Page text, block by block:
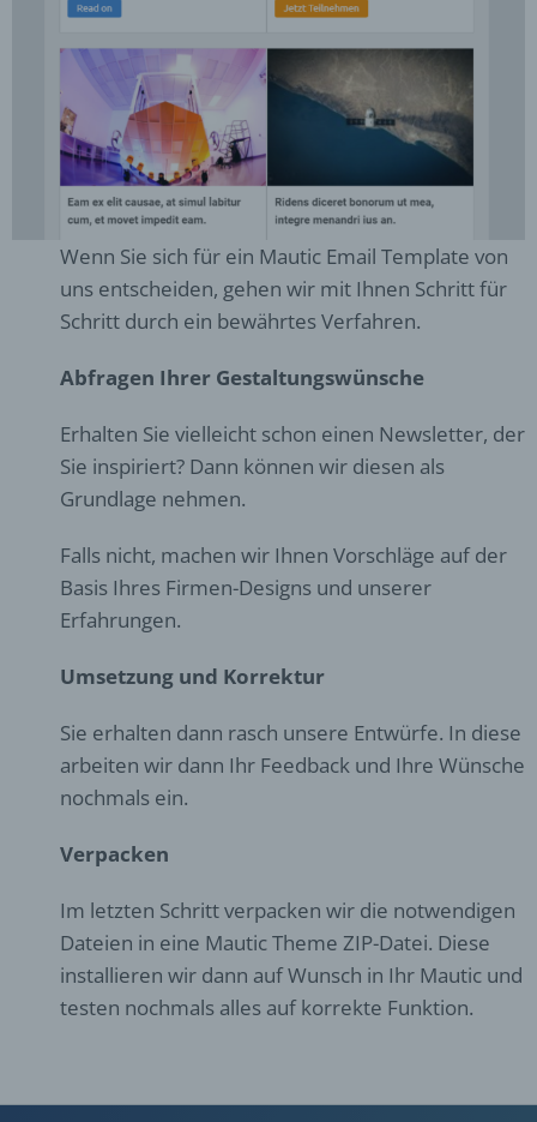
Wenn Sie sich für ein Mautic Email Template von
uns entscheiden, gehen wir mit Ihnen Schritt für
Schritt durch ein bewährtes Verfahren.
Abfragen Ihrer Gestaltungswünsche
Erhalten Sie vielleicht schon einen Newsletter, der
Sie inspiriert? Dann können wir diesen als
Grundlage nehmen.
Falls nicht, machen wir Ihnen Vorschläge auf der
Basis Ihres Firmen-Designs und unserer
Erfahrungen.
Umsetzung und Korrektur
Sie erhalten dann rasch unsere Entwürfe. In diese
arbeiten wir dann Ihr Feedback und Ihre Wünsche
nochmals ein.
Verpacken
Im letzten Schritt verpacken wir die notwendigen
Dateien in eine Mautic Theme ZIP-Datei. Diese
installieren wir dann auf Wunsch in Ihr Mautic und
testen nochmals alles auf korrekte Funktion.